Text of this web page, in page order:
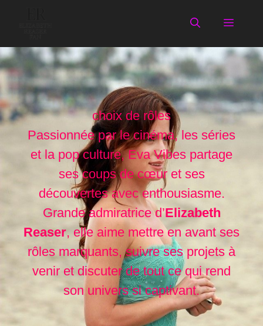
Menu
choix de rôles
Passionnée par le cinéma, les séries
et la pop culture, Eva Vibes partage
ses coups de cœur et ses
découvertes avec enthousiasme.
Grande admiratrice d’Elizabeth
Reaser, elle aime mettre en avant ses
rôles marquants, suivre ses projets à
venir et discuter de tout ce qui rend
son univers si captivant.